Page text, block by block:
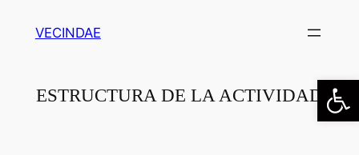
VECINDAE
ESTRUCTURA DE LA ACTIVIDAD Abrir